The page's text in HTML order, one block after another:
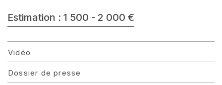
Estimation : 1 500 - 2 000 €
Vidéo
Dossier de presse